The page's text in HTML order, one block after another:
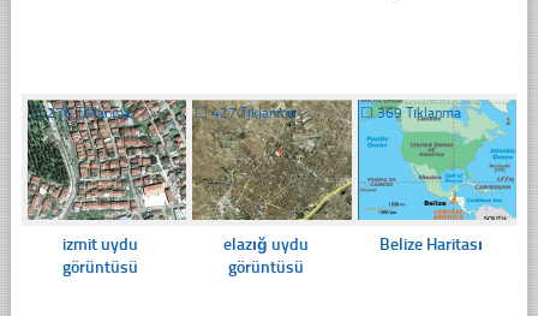
☐276 Tıklanma
izmit uydu
görüntüsü
☐427 Tıklanma
elazığ uydu
görüntüsü
☐369 Tıklanma
Belize Haritası